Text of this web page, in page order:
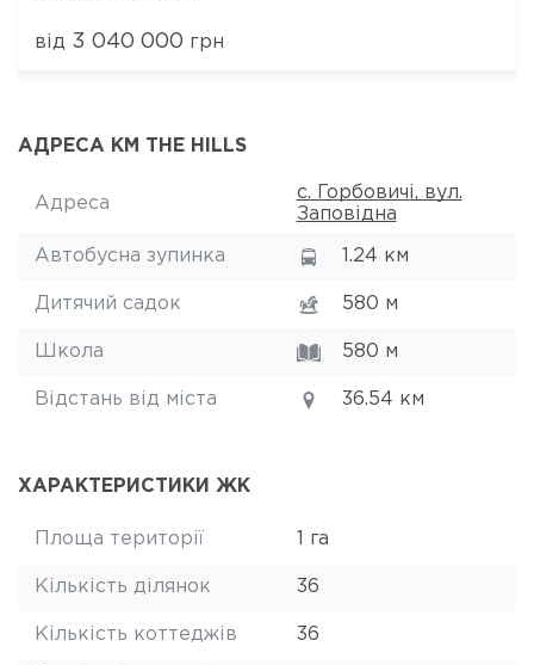
від 3 040 000 грн
АДРЕСА КМ THE HILLS
Адреса
с. Горбовичі, вул.
Заповідна
Автобусна зупинка 1.24 км
Дитячий садок 580 м
Школа 580 м
Відстань від міста 36.54 км
ХАРАКТЕРИСТИКИ ЖК
Площа території 1 га
Кількість ділянок 36
Кількість коттеджів 36